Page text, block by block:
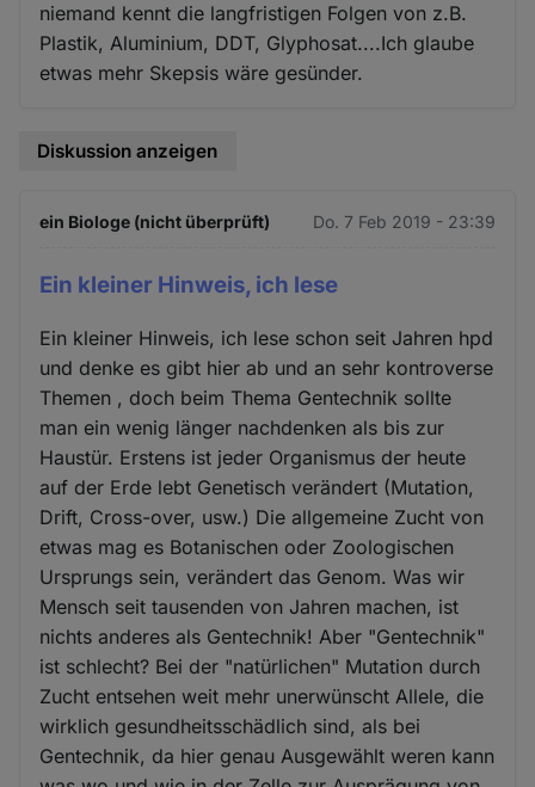
niemand kennt die langfristigen Folgen von z.B.
Plastik, Aluminium, DDT, Glyphosat....Ich glaube
etwas mehr Skepsis wäre gesünder.
Diskussion anzeigen
ein Biologe (nicht überprüft) Do. 7 Feb 2019 - 23:39
Ein kleiner Hinweis, ich lese
Ein kleiner Hinweis, ich lese schon seit Jahren hpd
und denke es gibt hier ab und an sehr kontroverse
Themen , doch beim Thema Gentechnik sollte
man ein wenig länger nachdenken als bis zur
Haustür. Erstens ist jeder Organismus der heute
auf der Erde lebt Genetisch verändert (Mutation,
Drift, Cross-over, usw.) Die allgemeine Zucht von
etwas mag es Botanischen oder Zoologischen
Ursprungs sein, verändert das Genom. Was wir
Mensch seit tausenden von Jahren machen, ist
nichts anderes als Gentechnik! Aber "Gentechnik"
ist schlecht? Bei der "natürlichen" Mutation durch
Zucht entsehen weit mehr unerwünscht Allele, die
wirklich gesundheitsschädlich sind, als bei
Gentechnik, da hier genau Ausgewählt weren kann